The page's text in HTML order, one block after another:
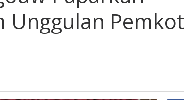
Unggulan Pemkot